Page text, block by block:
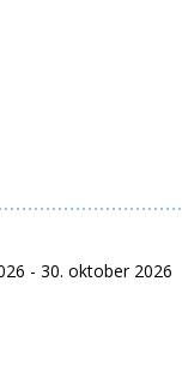
- 30. oktober 2026